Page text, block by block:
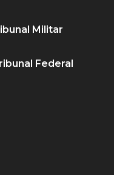
Militar
Federal